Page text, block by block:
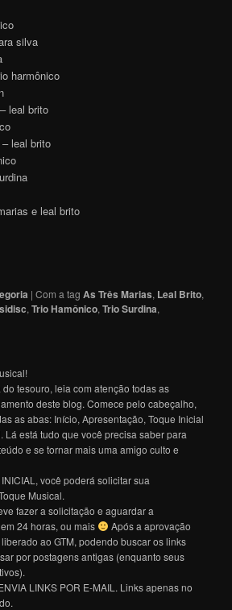
silva
harmônico
leal brito
leal brito
e leal brito
|Com a tagAs Três Marias, Leal Brito,
,Trio Hamônico,Trio Surdina,
tesouro, leia com atenção todas as
deste blog. Comece pelo cabeçalho,
as abas: Início, Apresentação, Toque Inicial
Lá está tudo que você precisa saber para
e se tornar mais uma amigo culto e
você poderá solicitar sua
Musical.
fazer a solicitação e aguardar a
24 horas, ou mais
Após a aprovação
ao GTM, podendo buscar os links
por postagens antigas (enquanto seus
LINKS POR E-MAIL. Links apenas no